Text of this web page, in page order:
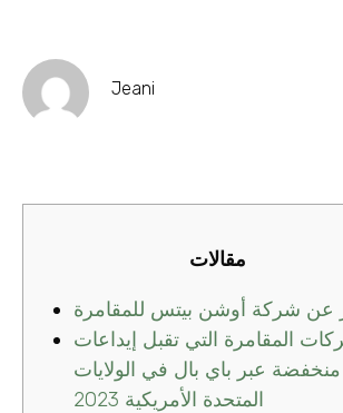
Jeani
مقالات
عن شركة أوشن بيتس للمقامرة
المقامرة التي تقبل إيداعات
منخفضة عبر باي بال في الولايات
المتحدة الأمريكية 2023